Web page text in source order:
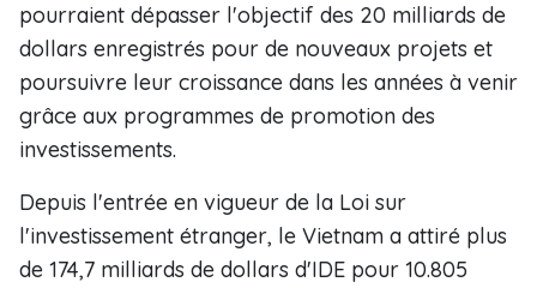
pourraient dépasser l'objectif des 20 milliards de
dollars enregistrés pour de nouveaux projets et
poursuivre leur croissance dans les années à venir
grâce aux programmes de promotion des
investissements.
Depuis l'entrée en vigueur de la Loi sur
l'investissement étranger, le Vietnam a attiré plus
de 174,7 milliards de dollars d'IDE pour 10.805